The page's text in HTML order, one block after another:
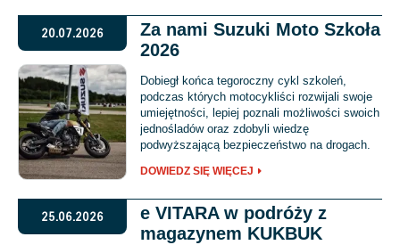
20.07.2026
Za nami Suzuki Moto Szkoła
2026
Dobiegł końca tegoroczny cykl szkoleń,
podczas których motocykliści rozwijali swoje
umiejętności, lepiej poznali możliwości swoich
jednośladów oraz zdobyli wiedzę
podwyższającą bezpieczeństwo na drogach.
DOWIEDZ SIĘ WIĘCEJ
25.06.2026
e VITARA w podróży z
magazynem KUKBUK